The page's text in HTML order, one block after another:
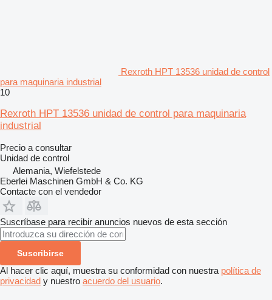
Rexroth HPT 13536 unidad de control
para maquinaria industrial
10
Rexroth HPT 13536 unidad de control para maquinaria
industrial
Precio a consultar
Unidad de control
Alemania, Wiefelstede
Eberlei Maschinen GmbH & Co. KG
Contacte con el vendedor
Suscríbase para recibir anuncios nuevos de esta sección
Suscribirse
Al hacer clic aquí, muestra su conformidad con nuestra política de
privacidad y nuestro acuerdo del usuario.